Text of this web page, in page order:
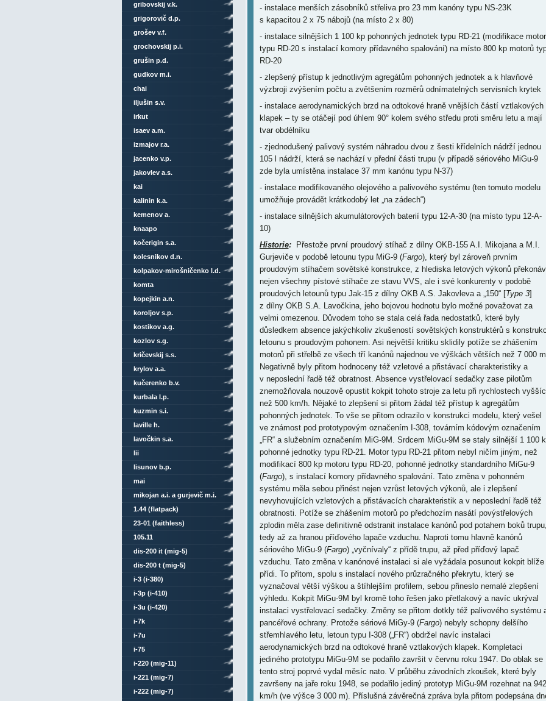
- instalace menších zásobníků střeliva pro 23 mm kanóny typu NS-23K
s kapacitou 2 x 75 nábojů (na místo 2 x 80)
- instalace silnějších 1 100 kp pohonných jednotek typu RD-21 (modifikace
typu RD-20 s instalací komory přídavného spalování) na místo 800 kp motorů
RD-20
- zlepšený přístup k jednotlivým agregátům pohonných jednotek a k hlavňové
výzbroji zvýšením počtu a zvětšením rozměrů odnímatelných servisních krytek
- instalace aerodynamických brzd na odtokové hraně vnějších částí vztlakových
klapek – ty se otáčejí pod úhlem 90° kolem svého středu proti směru letu a mají
tvar obdélníku
- zjednodušený palivový systém náhradou dvou z šesti křídelních nádrží jednou
105 l nádrží, která se nachází v přední části trupu (v případě sériového MiGu-9
zde byla umístěna instalace 37 mm kanónu typu N-37)
- instalace modifikovaného olejového a palivového systému (ten tomuto modelu
umožňuje provádět krátkodobý let „na zádech“)
- instalace silnějších akumulátorových baterií typu 12-A-30 (na místo typu 12-A-
10)
Historie:Přestože první proudový stíhač z dílny OKB-155 A.I. Mikojana a M.I.
Gurjeviče v podobě letounu typu MiG-9 (Fargo), který byl zároveň prvním
proudovým stíhačem sovětské konstrukce, z hlediska letových výkonů
nejen všechny pístové stíhače ze stavu VVS, ale i své konkurenty v podobě
proudových letounů typu Jak-15 z dílny OKB A.S. Jakovleva a „150“ [Type 3]
z dílny OKB S.A. Lavočkina, jeho bojovou hodnotu bylo možné považovat za
velmi omezenou. Důvodem toho se stala celá řada nedostatků, které byly
důsledkem absence jakýchkoliv zkušeností sovětských konstruktérů s
letounu s proudovým pohonem. Asi největší kritiku sklidily potíže se zhášením
motorů při střelbě ze všech tří kanónů najednou ve výškách větších než 7 000
Negativně byly přitom hodnoceny též vzletové a přistávací charakteristiky a
v neposlední řadě též obratnost. Absence vystřelovací sedačky zase pilotům
znemožňovala nouzově opustit kokpit tohoto stroje za letu při rychlostech
než 500 km/h. Nějaké to zlepšení si přitom žádal též přístup k agregátům
pohonných jednotek. To vše se přitom odrazilo v konstrukci modelu, který vešel
ve známost pod prototypovým označením I-308, továrním kódovým označením
„FR“ a služebním označením MiG-9M. Srdcem MiGu-9M se staly silnější 1 100
pohonné jednotky typu RD-21. Motor typu RD-21 přitom nebyl ničím jiným, než
modifikací 800 kp motoru typu RD-20, pohonné jednotky standardního MiGu-9
(Fargo), s instalací komory přídavného spalování. Tato změna v pohonném
systému měla sebou přinést nejen vzrůst letových výkonů, ale i zlepšení
nevyhovujících vzletových a přistávacích charakteristik a v neposlední řadě též
obratnosti. Potíže se zhášením motorů po předchozím nasátí povýstřelových
zplodin měla zase definitivně odstranit instalace kanónů pod potahem boků trupu,
tedy až za hranou příďového lapače vzduchu. Naproti tomu hlavně kanónů
sériového MiGu-9 (Fargo) „vyčnívaly“ z přídě trupu, až před příďový lapač
vzduchu. Tato změna v kanónové instalaci si ale vyžádala posunout kokpit blíže
přídi. To přitom, spolu s instalací nového průzračného překrytu, který se
vyznačoval větší výškou a štíhlejším profilem, sebou přineslo nemalé zlepšení
výhledu. Kokpit MiGu-9M byl kromě toho řešen jako přetlakový a navíc ukrýval
instalaci vystřelovací sedačky. Změny se přitom dotkly též palivového systému
pancéřové ochrany. Protože sériové MiGy-9 (Fargo) nebyly schopny delšího
střemhlavého letu, letoun typu I-308 („FR“) obdržel navíc instalaci
aerodynamických brzd na odtokové hraně vztlakových klapek. Kompletaci
jediného prototypu MiGu-9M se podařilo završit v červnu roku 1947. Do oblak se
tento stroj poprvé vydal měsíc nato. V průběhu závodních zkoušek, které byly
završeny na jaře roku 1948, se podařilo jediný prototyp MiGu-9M rozehnat na 942
km/h (ve výšce 3 000 m). Příslušná závěrečná zpráva byla přitom podepsána
gribovskij v.k.
grigorovič d.p.
grošev v.f.
grochovskij p.i.
grušin p.d.
gudkov m.i.
chai
iljušin s.v.
irkut
isaev a.m.
izmajov r.a.
jacenko v.p.
jakovlev a.s.
kai
kalinin k.a.
kemenov a.
knaapo
kočerigin s.a.
kolesnikov d.n.
kolpakov-mirošničenko l.d.
komta
kopejkin a.n.
koroljov s.p.
kostikov a.g.
kozlov s.g.
kričevskij s.s.
krylov a.a.
kučerenko b.v.
kurbala l.p.
kuzmin s.i.
laville h.
lavočkin s.a.
lii
lisunov b.p.
mai
mikojan a.i. a gurjevič m.i.
1.44 (flatpack)
23-01 (faithless)
105.11
dis-200 it (mig-5)
dis-200 t (mig-5)
i-3 (i-380)
i-3p (i-410)
i-3u (i-420)
i-7k
i-7u
i-75
i-220 (mig-11)
i-221 (mig-7)
i-222 (mig-7)